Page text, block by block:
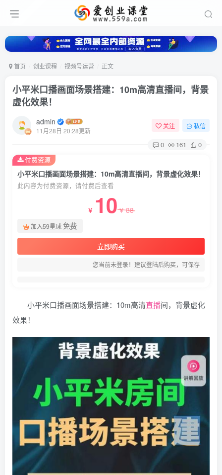
首页 创业课程 视频号运营 正文
小平米口播画面场景搭建：10m高清直播间，背景
虚化效果！
admin
11月28日 20:28更新
关注 私信
0 161 0
小平米口播画面场景搭建：10m高清直播间，背景虚化效果！
此内容为付费资源，请付费后查看
￥ 10￥88
加入59星球免费
立即购买
您当前未登录！建议登陆后购买，可保存
付费资源
小平米口播画面场景搭建：10m高清直播间，背景虚化
效果！